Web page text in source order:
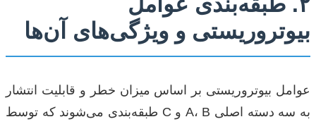
بیوتروریستی و ویژگی‌های آن‌ها
عوامل بیوتروریستی بر اساس میزان خطر و قابلیت انتشار
به سه دسته اصلی A، B و C طبقه‌بندی می‌شوند که توسط